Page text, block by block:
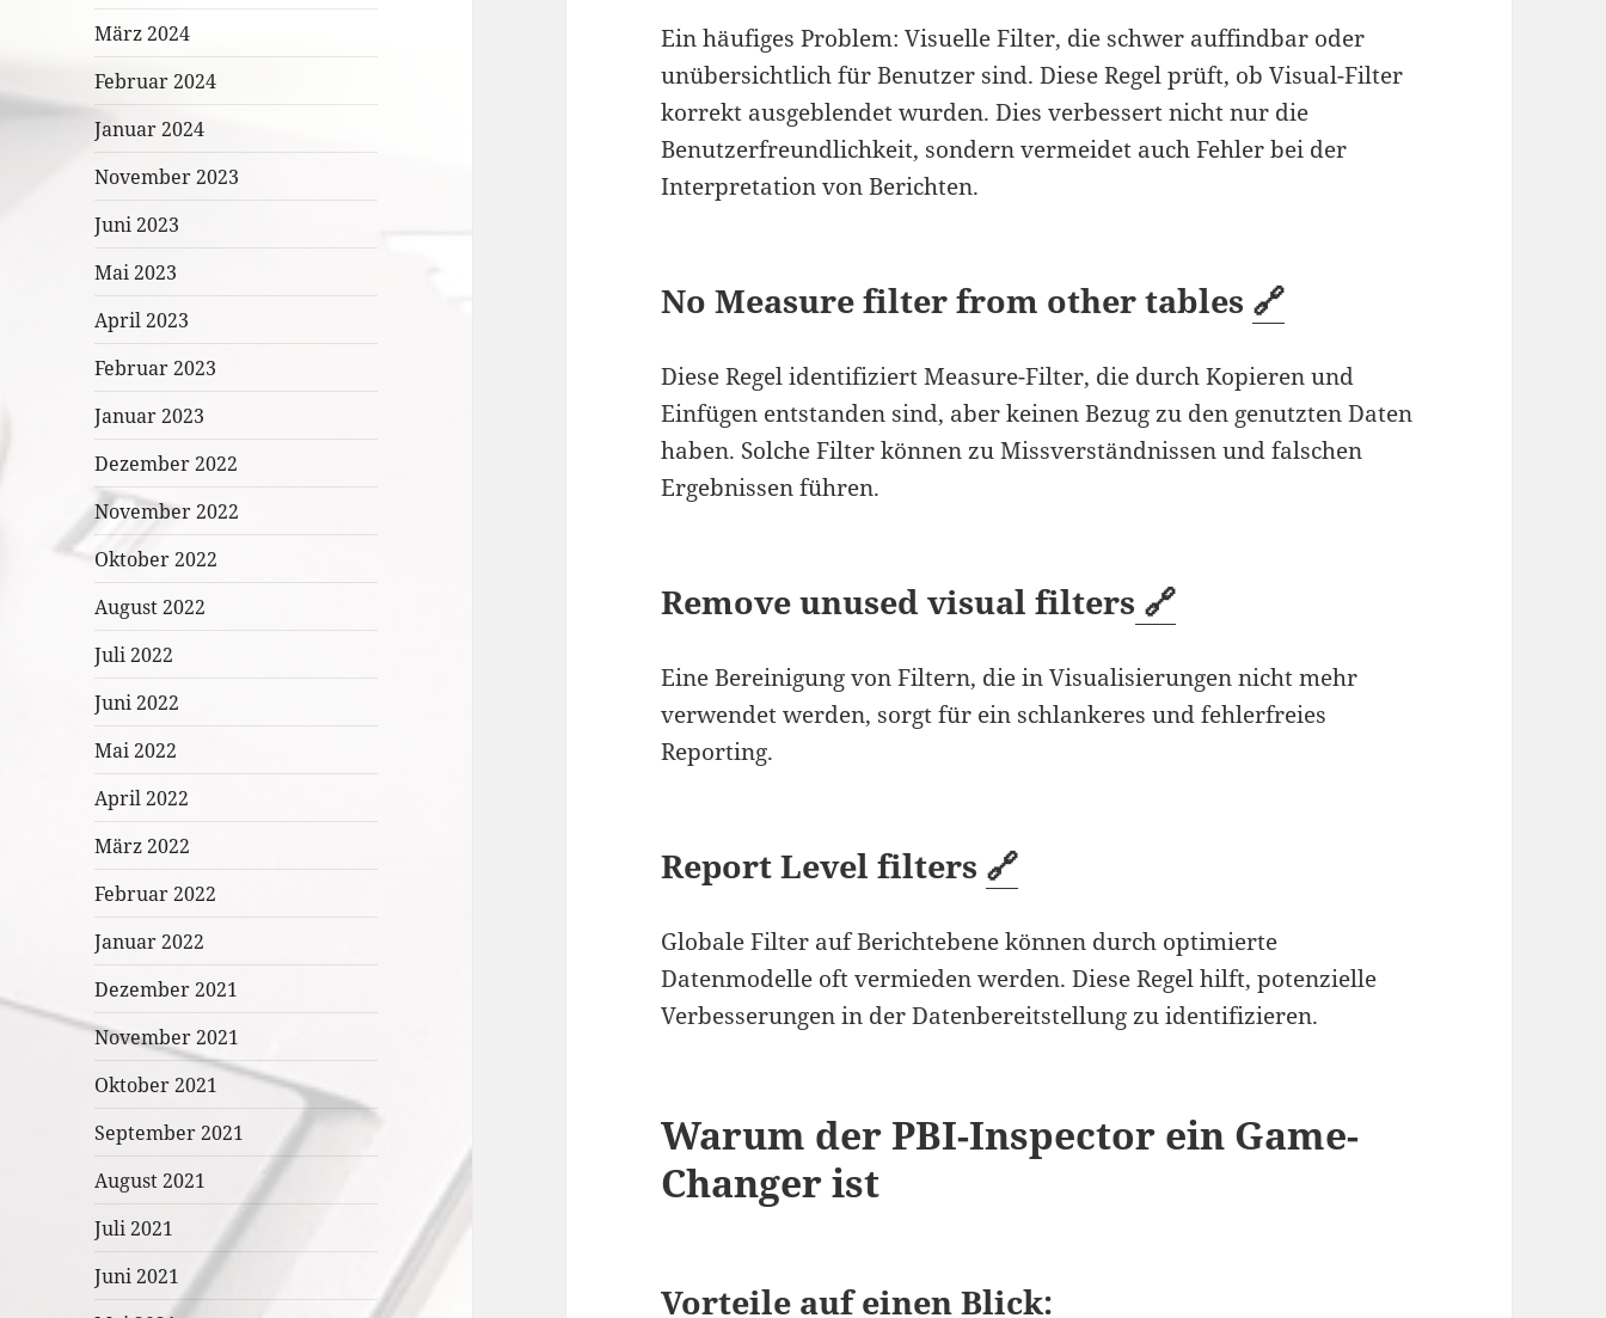
März 2024
Februar 2024
Januar 2024
November 2023
Juni 2023
Mai 2023
April 2023
Februar 2023
Januar 2023
Dezember 2022
November 2022
Oktober 2022
August 2022
Juli 2022
Juni 2022
Mai 2022
April 2022
März 2022
Februar 2022
Januar 2022
Dezember 2021
November 2021
Oktober 2021
September 2021
August 2021
Juli 2021
Juni 2021
Ein häufiges Problem: Visuelle Filter, die schwer auffindbar oder
unübersichtlich für Benutzer sind. Diese Regel prüft, ob Visual-Filter
korrekt ausgeblendet wurden. Dies verbessert nicht nur die
Benutzerfreundlichkeit, sondern vermeidet auch Fehler bei der
Interpretation von Berichten.
No Measure filter from other tables 🔗
Diese Regel identifiziert Measure-Filter, die durch Kopieren und
Einfügen entstanden sind, aber keinen Bezug zu den genutzten Daten
haben. Solche Filter können zu Missverständnissen und falschen
Ergebnissen führen.
Remove unused visual filters 🔗
Eine Bereinigung von Filtern, die in Visualisierungen nicht mehr
verwendet werden, sorgt für ein schlankeres und fehlerfreies
Reporting.
Report Level filters 🔗
Globale Filter auf Berichtebene können durch optimierte
Datenmodelle oft vermieden werden. Diese Regel hilft, potenzielle
Verbesserungen in der Datenbereitstellung zu identifizieren.
Warum der PBI-Inspector ein Game-
Changer ist
Vorteile auf einen Blick: